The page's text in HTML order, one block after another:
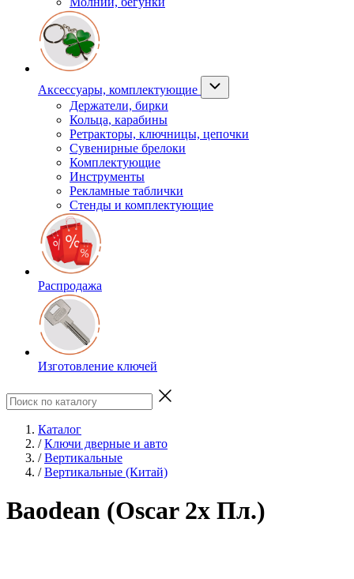
Аксессуары, комплектующие
Держатели, бирки
Кольца, карабины
Ретракторы, ключницы, цепочки
Сувенирные брелоки
Комплектующие
Инструменты
Рекламные таблички
Стенды и комплектующие
Распродажа
Изготовление ключей
Каталог
/ Ключи дверные и авто
/ Вертикальные
/ Вертикальные (Китай)
Baodean (Oscar 2x Пл.)